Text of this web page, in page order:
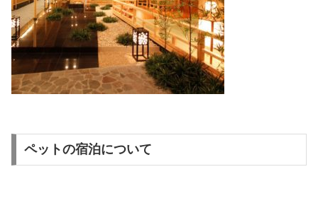
ペットの宿泊について